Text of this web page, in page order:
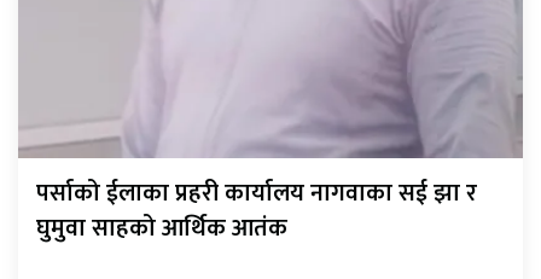
पर्साको ईलाका प्रहरी कार्यालय नागवाका सई झा र
घुमुवा साहको आर्थिक आतंक